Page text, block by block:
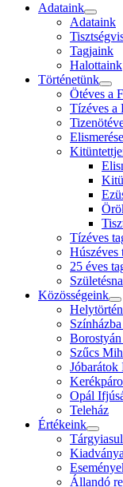
Adataink
Adataink
Tagjaink
Halottaink
Történetünk
Ötéves a
Tízéves a
Tízéves
Húszéves
25 éves
Közösségeink
Szűcs
Opál
Teleház
Értékeink
Állandó